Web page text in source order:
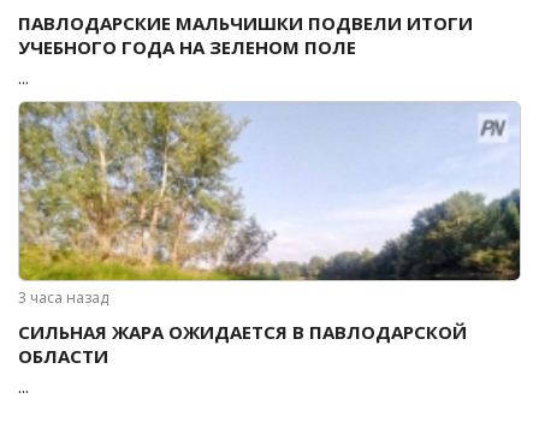
ПАВЛОДАРСКИЕ МАЛЬЧИШКИ ПОДВЕЛИ ИТОГИ
УЧЕБНОГО ГОДА НА ЗЕЛЕНОМ ПОЛЕ
...
3 часа назад
СИЛЬНАЯ ЖАРА ОЖИДАЕТСЯ В ПАВЛОДАРСКОЙ
ОБЛАСТИ
...